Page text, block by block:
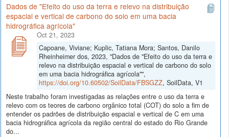
Dados de "Efeito do uso da terra e relevo na distribuição
espacial e vertical de carbono do solo em uma bacia
hidrográfica agrícola"
Oct 21, 2023
Capoane, Viviane; Kuplic, Tatiana Mora; Santos, Danilo
Rheinheimer dos, 2023, "Dados de "Efeito do uso da terra e
relevo na distribuição espacial e vertical de carbono do solo
em uma bacia hidrográfica agrícola"",
https://doi.org/10.60502/SoilData/FBSGZZ, SoilData, V1
Neste trabalho foram investigadas as relações entre o uso da terra e
relevo com os teores de carbono orgânico total (COT) do solo a fim de
entender os padrões de distribuição espacial e vertical de C em uma
bacia hidrográfica agrícola da região central do estado do Rio Grande
do...